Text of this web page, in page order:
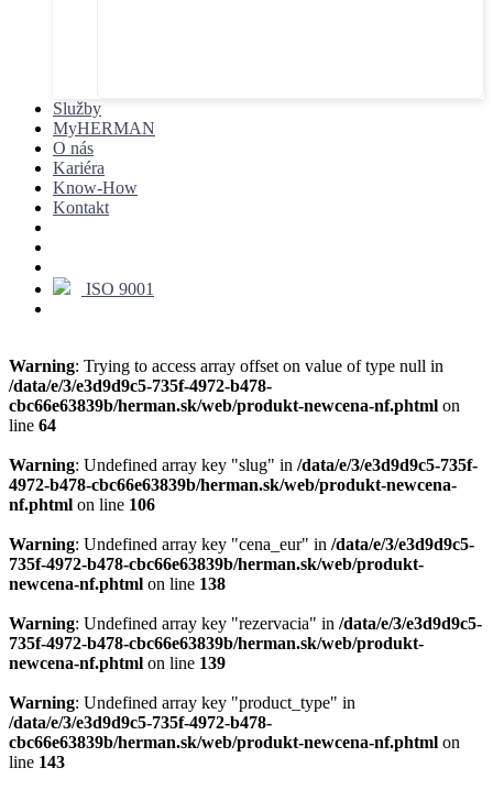
Služby
MyHERMAN
O nás
Kariéra
Know-How
Kontakt
ISO 9001
Warning: Trying to access array offset on value of type null in
/data/e/3/e3d9d9c5-735f-4972-b478-
cbc66e63839b/herman.sk/web/produkt-newcena-nf.phtml on
line 64
Warning: Undefined array key "slug" in /data/e/3/e3d9d9c5-735f-
4972-b478-cbc66e63839b/herman.sk/web/produkt-newcena-
nf.phtml on line 106
Warning: Undefined array key "cena_eur" in /data/e/3/e3d9d9c5-
735f-4972-b478-cbc66e63839b/herman.sk/web/produkt-
newcena-nf.phtml on line 138
Warning: Undefined array key "rezervacia" in /data/e/3/e3d9d9c5-
735f-4972-b478-cbc66e63839b/herman.sk/web/produkt-
newcena-nf.phtml on line 139
Warning: Undefined array key "product_type" in
/data/e/3/e3d9d9c5-735f-4972-b478-
cbc66e63839b/herman.sk/web/produkt-newcena-nf.phtml on
line 143